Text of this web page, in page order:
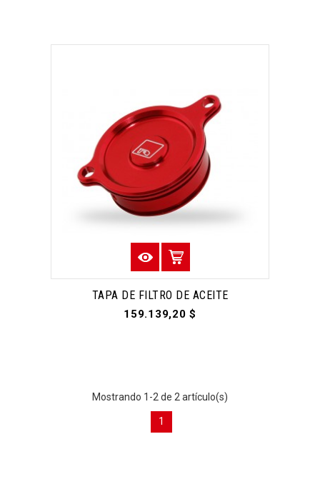
TAPA DE FILTRO DE ACEITE
159.139,20 $
Mostrando 1-2 de 2 artículo(s)
1